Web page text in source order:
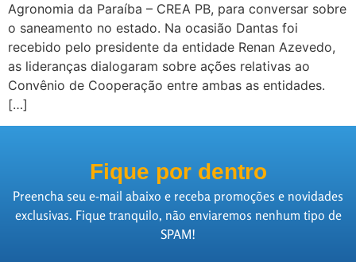
Agronomia da Paraíba – CREA PB, para conversar sobre
o saneamento no estado. Na ocasião Dantas foi
recebido pelo presidente da entidade Renan Azevedo,
as lideranças dialogaram sobre ações relativas ao
Convênio de Cooperação entre ambas as entidades.
[…]
Fique por dentro
Preencha seu e-mail abaixo e receba promoções e novidades
exclusivas. Fique tranquilo, não enviaremos nenhum tipo de
SPAM!